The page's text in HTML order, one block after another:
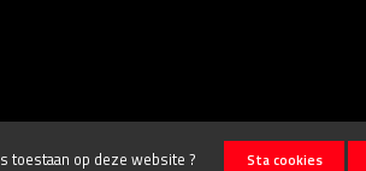
toestaan op deze website ?
Sta cookies